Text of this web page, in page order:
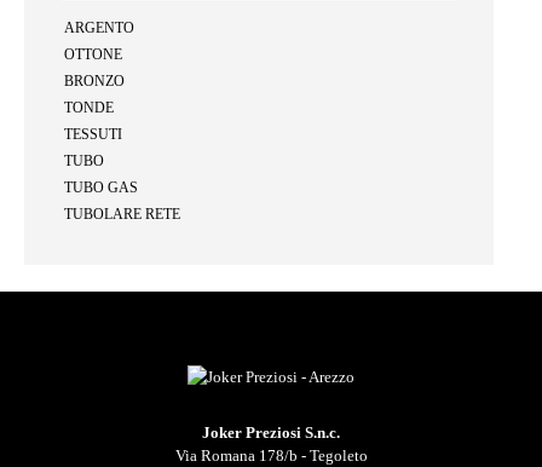
ARGENTO
OTTONE
BRONZO
TONDE
TESSUTI
TUBO
TUBO GAS
TUBOLARE RETE
Joker Preziosi S.n.c.
Via Romana 178/b - Tegoleto